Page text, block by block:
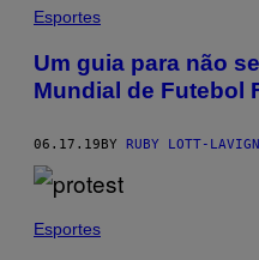
Esportes
Um guia para não
Mundial de Futebol
06.17.19BY RUBY LOTT-
Esportes